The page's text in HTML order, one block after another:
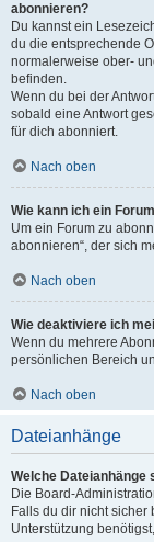
abonnieren?
Du kannst ein
du die entsprechende
normalerweise ober-
befinden.
Wenn du bei der
sobald eine Antwort
für dich abonniert.
Nach oben
Wie kann ich ein
Um ein Forum zu
abonnieren“, der sich
Nach oben
Wie deaktiviere ich
Wenn du mehrere
persönlichen Bereich
Nach oben
Dateianhänge
Welche Dateianhänge
Die Board-
Falls du dir nicht
Unterstützung